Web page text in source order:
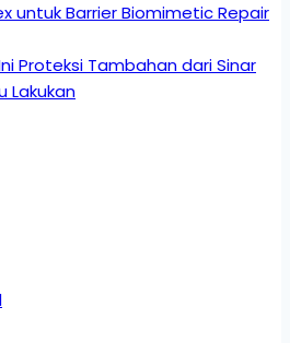
untuk Barrier Biomimetic Repair
Proteksi Tambahan dari Sinar
Lakukan